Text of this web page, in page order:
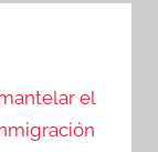
el